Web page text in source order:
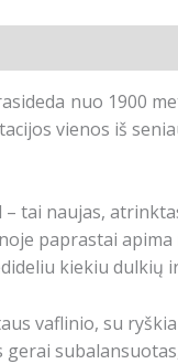
nuo 1900
vienos iš
– tai naujas,
paprastai
kiekiu dulkių
vaflinio, su
gerai